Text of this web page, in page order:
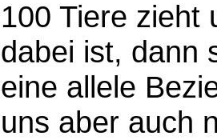
100 Tiere zieht
dabei ist, dann
eine allele
uns aber auch